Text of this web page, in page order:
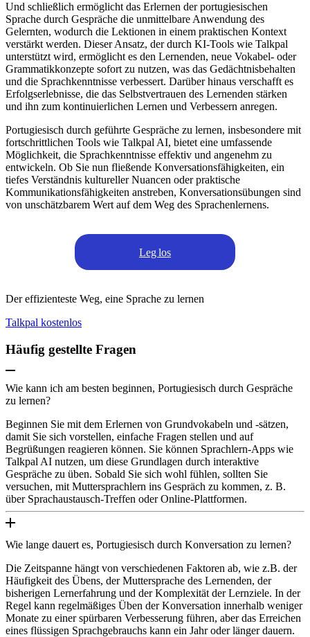
Und schließlich ermöglicht das Erlernen der portugiesischen
Sprache durch Gespräche die unmittelbare Anwendung des
Gelernten, wodurch die Lektionen in einem praktischen Kontext
verstärkt werden. Dieser Ansatz, der durch KI-Tools wie Talkpal
unterstützt wird, ermöglicht es den Lernenden, neue Vokabel- oder
Grammatikkonzepte sofort zu nutzen, was das Gedächtnisbehalten
und die Sprachkenntnisse verbessert. Darüber hinaus verschafft es
Erfolgserlebnisse, die das Selbstvertrauen des Lernenden stärken
und ihn zum kontinuierlichen Lernen und Verbessern anregen.
Portugiesisch durch geführte Gespräche zu lernen, insbesondere mit
fortschrittlichen Tools wie Talkpal AI, bietet eine umfassende
Möglichkeit, die Sprachkenntnisse effektiv und angenehm zu
entwickeln. Ob Sie nun fließende Konversationsfähigkeiten, ein
tiefes Verständnis kultureller Nuancen oder praktische
Kommunikationsfähigkeiten anstreben, Konversationsübungen sind
von unschätzbarem Wert auf dem Weg des Sprachenlernens.
Leg los
Der effizienteste Weg, eine Sprache zu lernen
Talkpal kostenlos
Häufig gestellte Fragen
Wie kann ich am besten beginnen, Portugiesisch durch Gespräche
zu lernen?
Beginnen Sie mit dem Erlernen von Grundvokabeln und -sätzen,
damit Sie sich vorstellen, einfache Fragen stellen und auf
Begrüßungen reagieren können. Sie können Sprachlern-Apps wie
Talkpal AI nutzen, um diese Grundlagen durch interaktive
Gespräche zu üben. Sobald Sie sich wohl fühlen, sollten Sie
versuchen, mit Muttersprachlern ins Gespräch zu kommen, z. B.
über Sprachaustausch-Treffen oder Online-Plattformen.
Wie lange dauert es, Portugiesisch durch Konversation zu lernen?
Die Zeitspanne hängt von verschiedenen Faktoren ab, wie z.B. der
Häufigkeit des Übens, der Muttersprache des Lernenden, der
bisherigen Lernerfahrung und der Komplexität der Lernziele. In der
Regel kann regelmäßiges Üben der Konversation innerhalb weniger
Monate zu einer spürbaren Verbesserung führen, aber das Erreichen
eines flüssigen Sprachgebrauchs kann ein Jahr oder länger dauern.